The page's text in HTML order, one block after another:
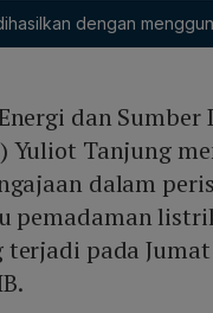
dengan
dan Sumber
Yuliot Tanjung
dalam
pemadaman
terjadi pada